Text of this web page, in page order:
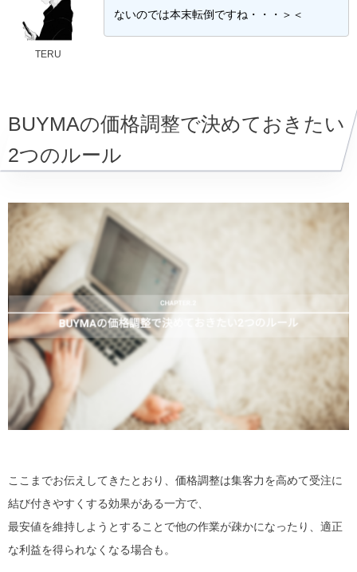
TERU
ないのでは本末転倒ですね・・・＞＜
BUYMAの価格調整で決めておきたい
2つのルール
ここまでお伝えしてきたとおり、価格調整は集客力を高めて受注に
結び付きやすくする効果がある一方で、
最安値を維持しようとすることで他の作業が疎かになったり、適正
な利益を得られなくなる場合も。